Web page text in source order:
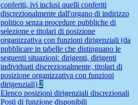
conferiti, ivi inclusi quelli conferiti
discrezionalmente dall'organo di indirizzo
politico senza procedure pubbliche di
selezione e titolari di posizione
organizzativa con funzioni dirigenziali (da
pubblicare in tabelle che distinguano le
seguenti situazioni: dirigenti, dirigenti
individuati discrezionalmente, titolari di
posizione organizzativa con funzioni
dirigenziali) 2
Elenco posizioni dirigenziali discrezionali
Posti di funzione disponibili